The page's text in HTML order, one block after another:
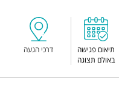
תיאום פגישה
באולם תצוגה
דרכי הגעה